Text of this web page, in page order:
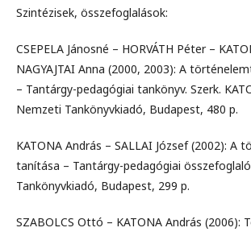
Szintézisek, összefoglalások:
CSEPELA Jánosné – HORVÁTH Péter –
NAGYAJTAI Anna (2000, 2003): A
– Tantárgy-pedagógiai tankönyv. Szerk.
Nemzeti Tankönyvkiadó, Budapest, 480 p.
KATONA András – SALLAI József (2002): A
tanítása – Tantárgy-pedagógiai
Tankönyvkiadó, Budapest, 299 p.
SZABOLCS Ottó – KATONA András (2006):